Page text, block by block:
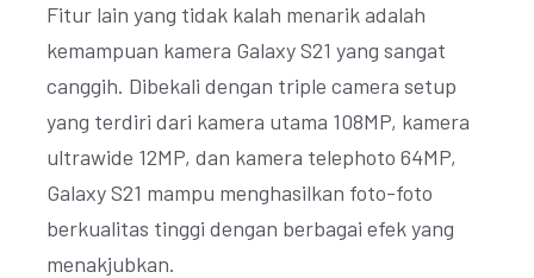
Fitur lain yang tidak kalah menarik adalah
kemampuan kamera Galaxy S21 yang sangat
canggih. Dibekali dengan triple camera setup
yang terdiri dari kamera utama 108MP, kamera
ultrawide 12MP, dan kamera telephoto 64MP,
Galaxy S21 mampu menghasilkan foto-foto
berkualitas tinggi dengan berbagai efek yang
menakjubkan.